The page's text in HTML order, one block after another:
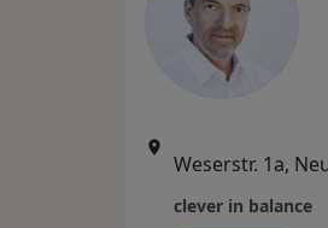
clever in balance